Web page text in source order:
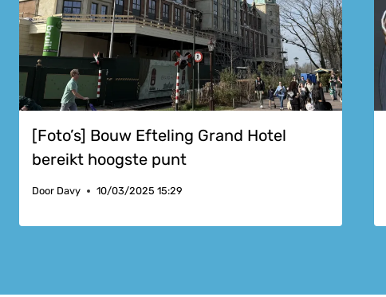
[Foto’s] Bouw Efteling Grand Hotel
bereikt hoogste punt
Door Davy 10/03/2025 15:29